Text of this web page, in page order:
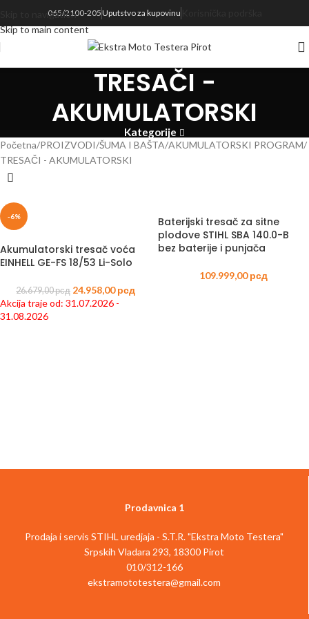
Skip to navigation
Skip to main content
realnom vremenu svakog proizvoda koji se nalazi na sajtu
065/2100-205Uputstvo za kupovinu
TRESAČI -
AKUMULATORSKI
Kategorije
Početna PROIZVODI ŠUMA I BAŠTA AKUMULATORSKI PROGRAM
TRESAČI - AKUMULATORSKI
-6%
Akumulatorski tresač voća
EINHELL GE-FS 18/53 Li-Solo
26.679,00рсд 24.958,00рсд
Akcija traje od: 31.07.2026 -
31.08.2026
Baterijski tresač za sitne
plodove STIHL SBA 140.0-B
bez baterije i punjača
109.999,00рсд
Prodavnica 1
Prodaja i servis STIHL uredjaja - S.T.R. "Ekstra Moto Testera"
Srpskih Vladara 293, 18300 Pirot
010/312-166
ekstramototestera@gmail.com